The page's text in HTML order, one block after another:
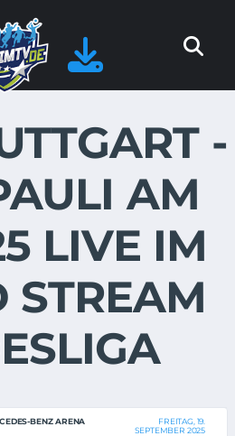
-
AM
LIVE IM
STREAM
BENZ ARENA
FREITAG, 19.
SEPTEMBER 2025